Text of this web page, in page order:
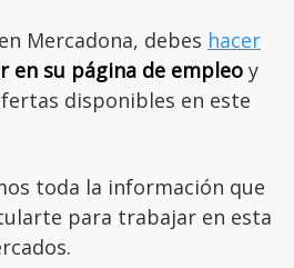
Mercadona, debes hacer
en su página de empleo y
disponibles en este
toda la información que
para trabajar en esta